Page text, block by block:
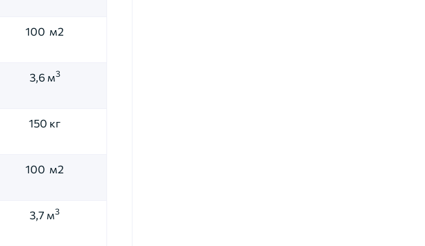
100 м2
3,6 м3
150 кг
100 м2
3,7 м3